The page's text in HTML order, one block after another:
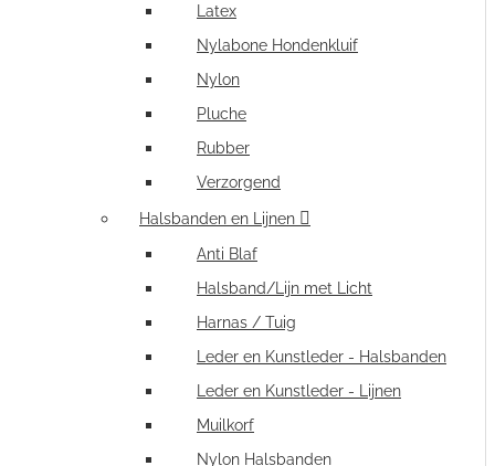
Latex
Nylabone Hondenkluif
Nylon
Pluche
Rubber
Verzorgend
Halsbanden en Lijnen
Anti Blaf
Halsband/Lijn met Licht
Harnas / Tuig
Leder en Kunstleder - Halsbanden
Leder en Kunstleder - Lijnen
Muilkorf
Nylon Halsbanden